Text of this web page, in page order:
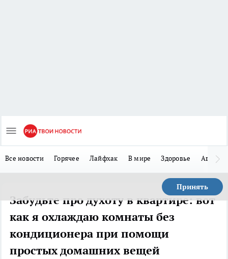
Все новости Горячее Лайфхак В мире Здоровье Авто
Принять
Забудьте про духоту в квартире: вот
как я охлаждаю комнаты без
кондиционера при помощи
простых домашних вещей